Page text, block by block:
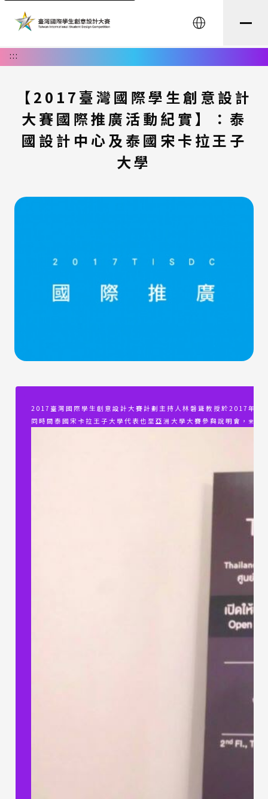
English
:::
【2017臺灣國際學生創意設計
大賽國際推廣活動紀實】：泰
國設計中心及泰國宋卡拉王子
大學
2017臺灣國際學生創意設計大賽計劃主持人林磐聳教授於2017
同時間泰國宋卡拉王子大學代表也至亞洲大學大賽參與說明會，
宋卡拉